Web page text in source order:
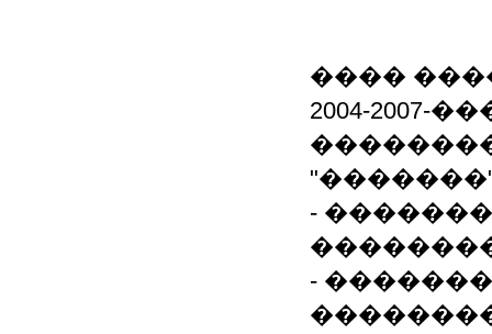
����
2004-
-
-